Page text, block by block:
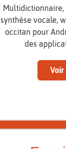
synthèse vocale,
occitan pour
des
Voir